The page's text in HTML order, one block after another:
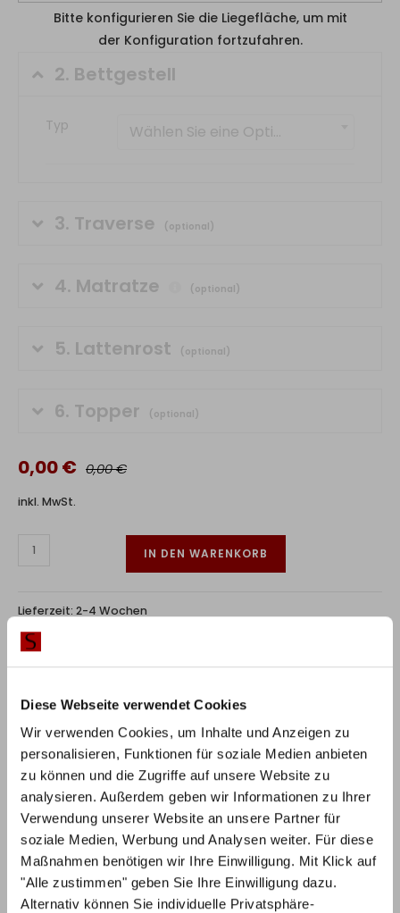
Diese Webseite verwendet Cookies
Wir verwenden Cookies, um Inhalte und Anzeigen zu
personalisieren, Funktionen für soziale Medien anbieten
zu können und die Zugriffe auf unsere Website zu
analysieren. Außerdem geben wir Informationen zu Ihrer
Verwendung unserer Website an unsere Partner für
soziale Medien, Werbung und Analysen weiter. Für diese
Maßnahmen benötigen wir Ihre Einwilligung. Mit Klick auf
"Alle zustimmen" geben Sie Ihre Einwilligung dazu.
Alternativ können Sie individuelle Privatsphäre-
2. Bettgestell
Typ Wählen Sie eine Option
3. Traverse (optional)
4. Matratze (optional)
5. Lattenrost (optional)
6. Topper (optional)
Bitte konfigurieren Sie die Liegefläche, um mit
der Konfiguration fortzufahren.
0,00 € 0,00 €
inkl. MwSt.
IN DEN WARENKORB
Lieferzeit: 2-4 Wochen
10%
RABATT BEI ZAHLUNG PER
Produktbeschreibung
Die Industrial-Loft Linie sorgt für einen industriellen und
improvisierten Loftcharakter in Ihrem Schlafzimmer.